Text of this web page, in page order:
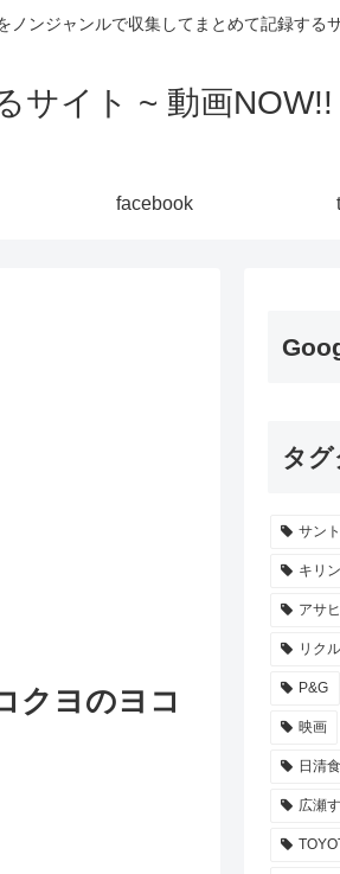
ンジャンルで収集してまとめて記録するサ
サイト ~ 動画NOW!!
facebook
クヨのヨコ
タ
サン
キリ
アサ
リク
P&G
映画
日清
広瀬